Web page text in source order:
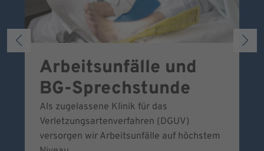
Arbeitsunfälle und
BG-Sprechstunde
Als zugelassene Klinik für das
Verletzungsartenverfahren (DGUV)
versorgen wir Arbeitsunfälle auf höchstem